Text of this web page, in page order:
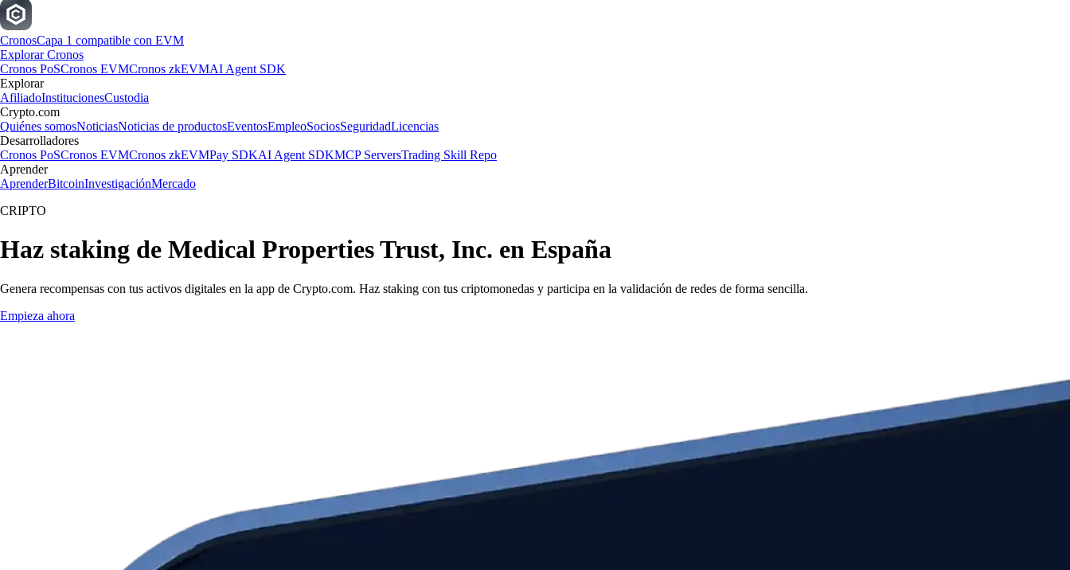
CronosCapa 1 compatible con EVM
Explorar Cronos
Cronos PoSCronos EVMCronos zkEVMAI Agent SDK
Explorar
AfiliadoInstitucionesCustodia
Crypto.com
Quiénes somosNoticiasNoticias de productosEventosEmpleoSociosSeguridadLicencias
Desarrolladores
Cronos PoSCronos EVMCronos zkEVMPay SDKAI Agent SDKMCP ServersTrading Skill Repo
Aprender
AprenderBitcoinInvestigaciónMercado
CRIPTO
Haz staking de Medical Properties Trust, Inc. en España
Genera recompensas con tus activos digitales en la app de Crypto.com. Haz staking con tus criptomonedas y participa en la validación de redes de forma sencilla.
Empieza ahora